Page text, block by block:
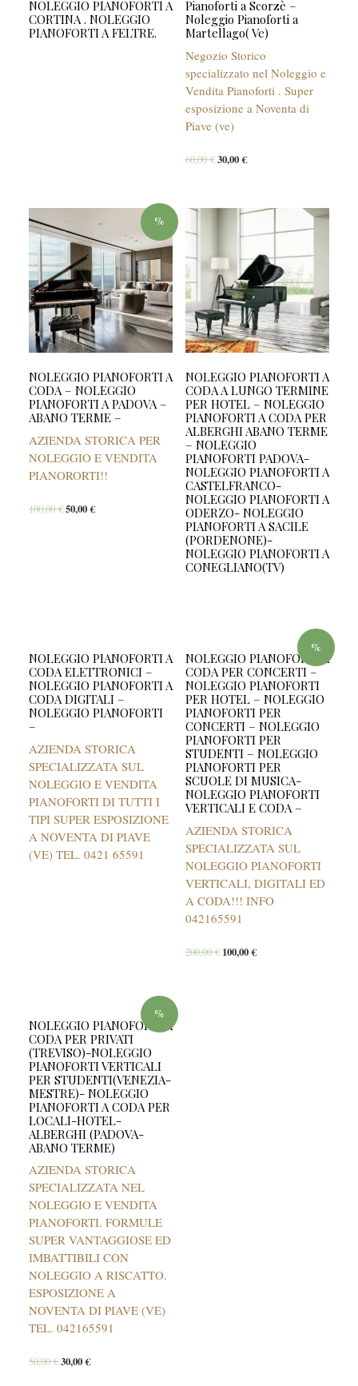
NOLEGGIO PIANOFORTI A
CORTINA . NOLEGGIO
PIANOFORTI A FELTRE.
Pianoforti a Scorzè –
Noleggio Pianoforti a
Martellago( Ve)
Negozio Storico
specializzato nel Noleggio e
Vendita Pianoforti . Super
esposizione a Noventa di
Piave (ve)
60,00€30,00€
%
NOLEGGIO PIANOFORTI A
CODA – NOLEGGIO
PIANOFORTI A PADOVA –
ABANO TERME –
AZIENDA STORICA PER
NOLEGGIO E VENDITA
PIANORORTI!!
100,00€50,00€
NOLEGGIO PIANOFORTI A
CODA A LUNGO TERMINE
PER HOTEL – NOLEGGIO
PIANOFORTI A CODA PER
ALBERGHI ABANO TERME
– NOLEGGIO
PIANOFORTI PADOVA-
NOLEGGIO PIANOFORTI A
CASTELFRANCO-
NOLEGGIO PIANOFORTI A
ODERZO- NOLEGGIO
PIANOFORTI A SACILE
(PORDENONE)-
NOLEGGIO PIANOFORTI A
CONEGLIANO(TV)
NOLEGGIO PIANOFORTI A
CODA ELETTRONICI –
NOLEGGIO PIANOFORTI A
CODA DIGITALI –
NOLEGGIO PIANOFORTI
–
AZIENDA STORICA
SPECIALIZZATA SUL
NOLEGGIO E VENDITA
PIANOFORTI DI TUTTI I
TIPI SUPER ESPOSIZIONE
A NOVENTA DI PIAVE
(VE) TEL. 0421 65591
%
NOLEGGIO PIANOFORTI A
CODA PER CONCERTI –
NOLEGGIO PIANOFORTI
PER HOTEL – NOLEGGIO
PIANOFORTI PER
CONCERTI – NOLEGGIO
PIANOFORTI PER
STUDENTI – NOLEGGIO
PIANOFORTI PER
SCUOLE DI MUSICA-
NOLEGGIO PIANOFORTI
VERTICALI E CODA –
AZIENDA STORICA
SPECIALIZZATA SUL
NOLEGGIO PIANOFORTI
VERTICALI, DIGITALI ED
A CODA!!! INFO
042165591
200,00€ 100,00€
%
NOLEGGIO PIANOFORTI A
CODA PER PRIVATI
(TREVISO)-NOLEGGIO
PIANOFORTI VERTICALI
PER STUDENTI(VENEZIA-
MESTRE)- NOLEGGIO
PIANOFORTI A CODA PER
LOCALI-HOTEL-
ALBERGHI (PADOVA-
ABANO TERME)
AZIENDA STORICA
SPECIALIZZATA NEL
NOLEGGIO E VENDITA
PIANOFORTI. FORMULE
SUPER VANTAGGIOSE ED
IMBATTIBILI CON
NOLEGGIO A RISCATTO.
ESPOSIZIONE A
NOVENTA DI PIAVE (VE)
TEL. 042165591
50,00€30,00€